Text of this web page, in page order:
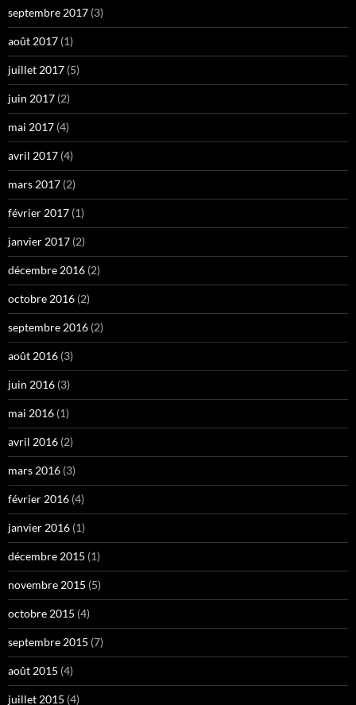
septembre 2017 (3)
août 2017 (1)
juillet 2017 (5)
juin 2017 (2)
mai 2017 (4)
avril 2017 (4)
mars 2017 (2)
février 2017 (1)
janvier 2017 (2)
décembre 2016 (2)
octobre 2016 (2)
septembre 2016 (2)
août 2016 (3)
juin 2016 (3)
mai 2016 (1)
avril 2016 (2)
mars 2016 (3)
février 2016 (4)
janvier 2016 (1)
décembre 2015 (1)
novembre 2015 (5)
octobre 2015 (4)
septembre 2015 (7)
août 2015 (4)
juillet 2015 (4)